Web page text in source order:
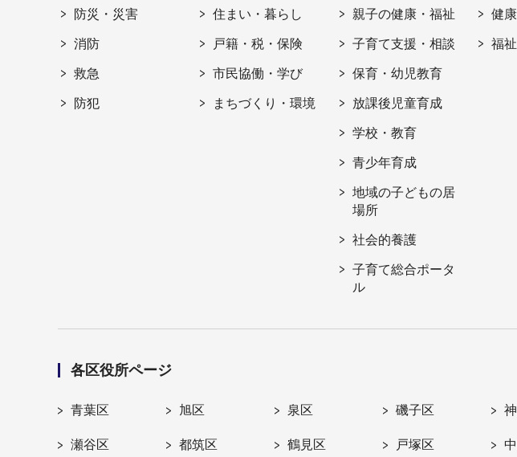
防災・災害
消防
救急
防犯
住まい・暮らし
戸籍・税・保険
市民協働・学び
まちづくり・環境
親子の健康・福祉
子育て支援・相談
保育・幼児教育
放課後児童育成
学校・教育
青少年育成
地域の子どもの居
場所
社会的養護
子育て総合ポータ
ル
健
福
各区役所ページ
青葉区 旭区 泉区 磯子区
瀬谷区 都筑区 鶴見区 戸塚区